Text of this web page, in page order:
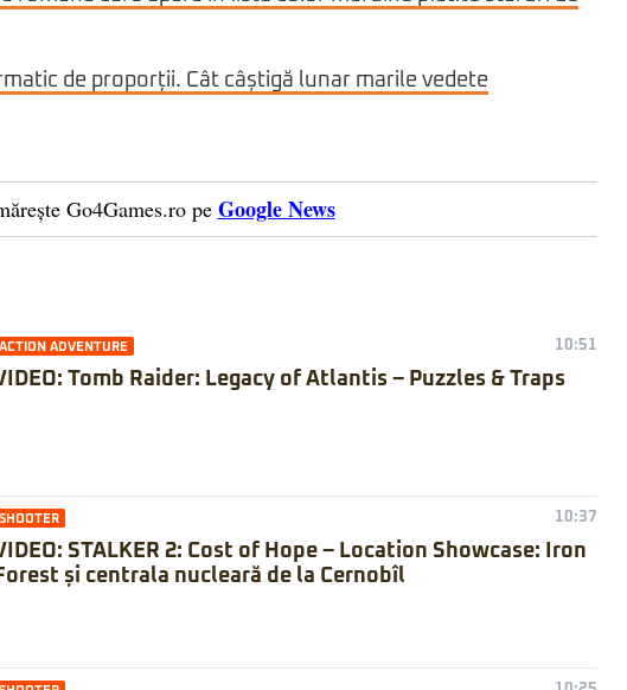
de proporții. Cât câștigă lunar marile vedete
Go4Games.ro pe Google News
ACTION ADVENTURE 10:51
Tomb Raider: Legacy of Atlantis – Puzzles & Traps
SHOOTER 10:37
STALKER 2: Cost of Hope – Location Showcase: Iron
și centrala nucleară de la Cernobîl